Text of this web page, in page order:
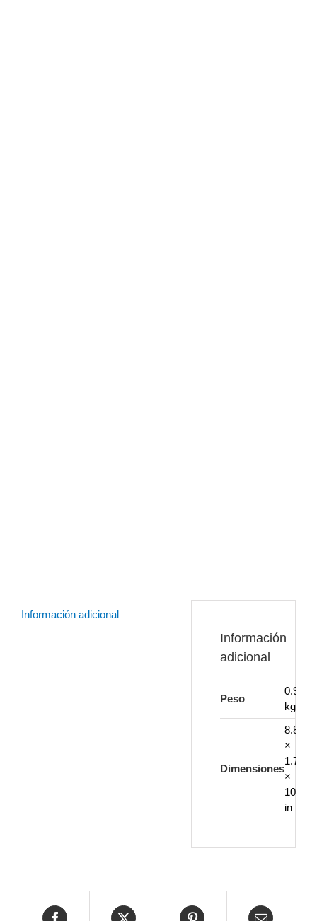
Información adicional
Información
adicional
Peso
0.92
kg
Dimensiones
8.86
×
1.77
×
10.83
in